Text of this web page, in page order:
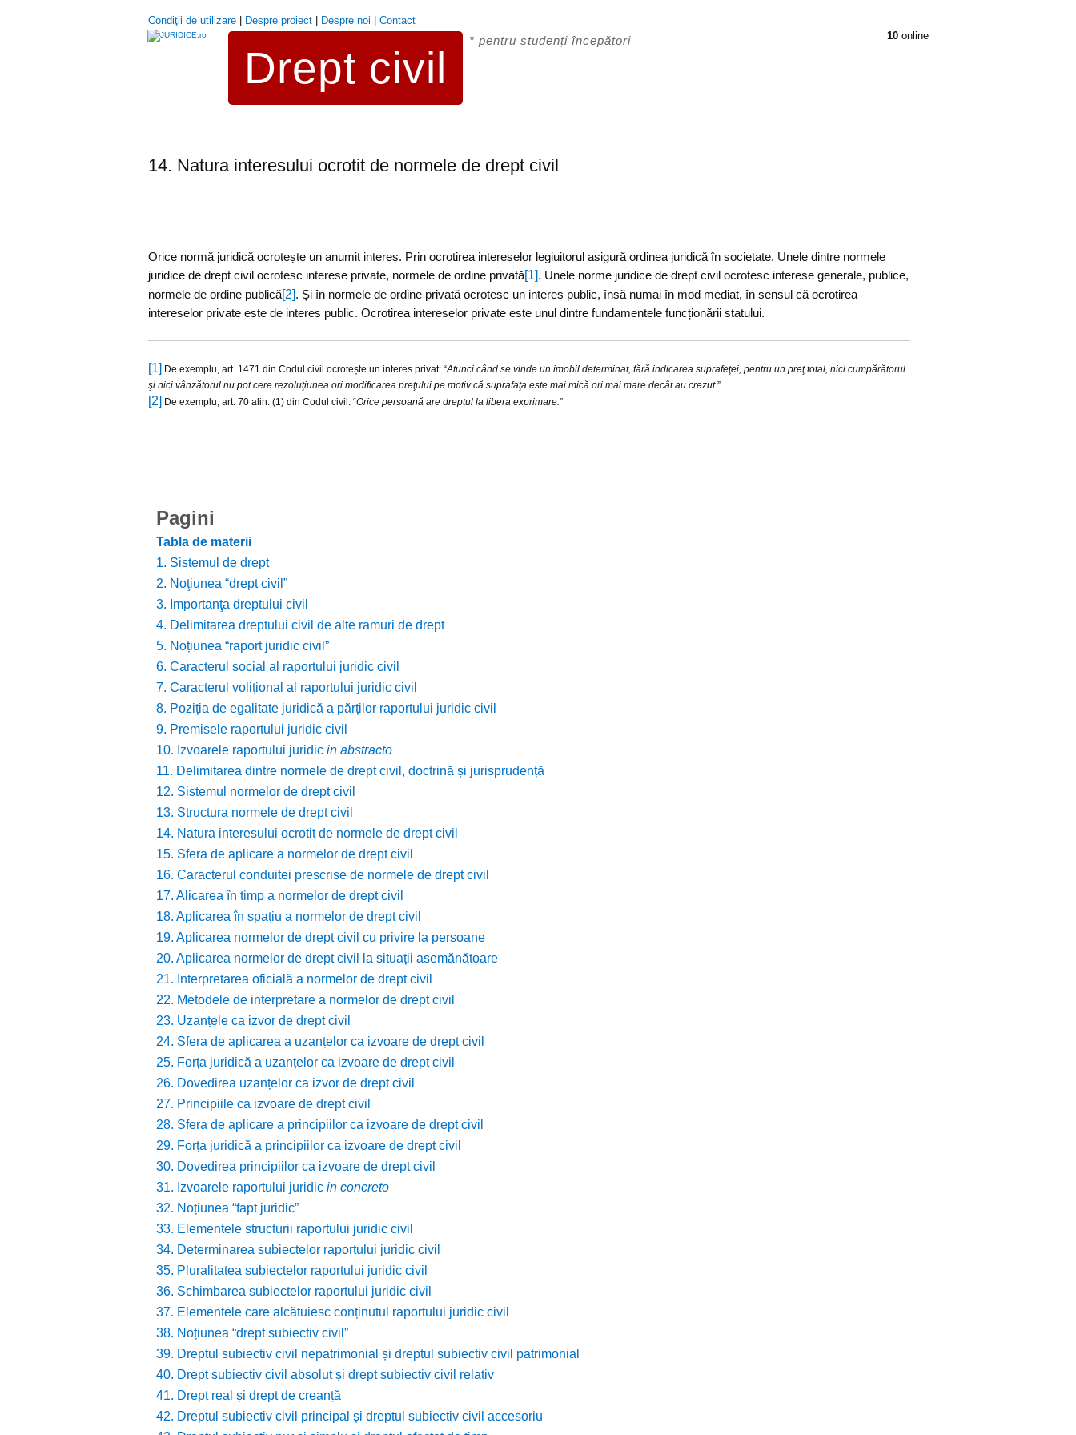
Condiţii de utilizare| Despre proiect| Despre noi Contact
Drept civil
10online
* pentru studenți începători
14. Natura interesului ocrotit de normele de drept civil
Orice normă juridică ocrotește un anumit interes. Prin ocrotirea intereselor legiuitorul asigură ordinea juridică în societate. Unele dintre normele
juridice de drept civil ocrotesc interese private, normele de ordine privată[1]. Unele norme juridice de drept civil ocrotesc interese generale, publice,
normele de ordine publică[2]. Și în normele de ordine privată ocrotesc un interes public, însă numai în mod mediat, în sensul că ocrotirea
intereselor private este de interes public. Ocrotirea intereselor private este unul dintre fundamentele funcționării statului.
[1] De exemplu, art. 1471 din Codul civil ocrotește un interes privat: “Atunci când se vinde un imobil determinat, fără indicarea suprafeţei, pentru un preţ total, nici cumpărătorul
şi nici vânzătorul nu pot cere rezoluţiunea ori modificarea preţului pe motiv că suprafaţa este mai mică ori mai mare decât au crezut.”
[2] De exemplu, art. 70 alin. (1) din Codul civil: “Orice persoană are dreptul la libera exprimare. ”
Pagini
Tabla de materii
1. Sistemul de drept
2. Noţiunea “drept civil”
3. Importanţa dreptului civil
4. Delimitarea dreptului civil de alte ramuri de drept
5. Noțiunea “raport juridic civil”
6. Caracterul social al raportului juridic civil
7. Caracterul volițional al raportului juridic civil
8. Poziția de egalitate juridică a părților raportului juridic civil
9. Premisele raportului juridic civil
10. Izvoarele raportului juridic in abstracto
11. Delimitarea dintre normele de drept civil, doctrină și jurisprudență
12. Sistemul normelor de drept civil
13. Structura normele de drept civil
14. Natura interesului ocrotit de normele de drept civil
15. Sfera de aplicare a normelor de drept civil
16. Caracterul conduitei prescrise de normele de drept civil
17. Alicarea în timp a normelor de drept civil
18. Aplicarea în spațiu a normelor de drept civil
19. Aplicarea normelor de drept civil cu privire la persoane
20. Aplicarea normelor de drept civil la situații asemănătoare
21. Interpretarea oficială a normelor de drept civil
22. Metodele de interpretare a normelor de drept civil
23. Uzanțele ca izvor de drept civil
24. Sfera de aplicarea a uzanțelor ca izvoare de drept civil
25. Forța juridică a uzanțelor ca izvoare de drept civil
26. Dovedirea uzanțelor ca izvor de drept civil
27. Principiile ca izvoare de drept civil
28. Sfera de aplicare a principiilor ca izvoare de drept civil
29. Forța juridică a principiilor ca izvoare de drept civil
30. Dovedirea principiilor ca izvoare de drept civil
31. Izvoarele raportului juridic in concreto
32. Noțiunea “fapt juridic”
33. Elementele structurii raportului juridic civil
34. Determinarea subiectelor raportului juridic civil
35. Pluralitatea subiectelor raportului juridic civil
36. Schimbarea subiectelor raportului juridic civil
37. Elementele care alcătuiesc conținutul raportului juridic civil
38. Noțiunea “drept subiectiv civil”
39. Dreptul subiectiv civil nepatrimonial și dreptul subiectiv civil patrimonial
40. Drept subiectiv civil absolut și drept subiectiv civil relativ
41. Drept real și drept de creanță
42. Dreptul subiectiv civil principal și dreptul subiectiv civil accesoriu